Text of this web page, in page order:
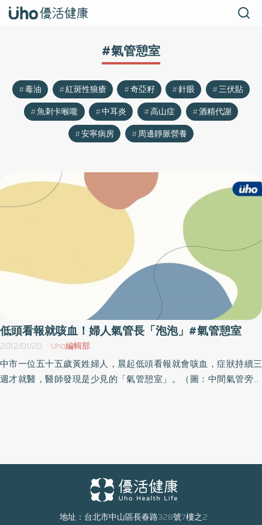
#氣管憩室
毒油 紅斑性狼瘡 奇亞籽 針眼
三伏貼
魚刺卡喉嚨
中耳炎 高山症
酒精代謝
安寧病房
周邊靜脈營養
低頭看報就咳血！婦人氣管長「泡泡」#氣管憩室
2012/01/20 Uho編輯部
中市一位五十五歲黃姓婦人，晨起低頭看報就會咳血，症狀持續三
週才就醫，醫師發現是少見的「氣管憩室」。（圖：中間氣管旁多
是有些人會在氣管壁上，往外生出一個氣球狀的突出物，就是「氣
管憩室」。根據統計，大約百分之一的人會有「氣管憩室」，多數
是先天造成，通常終其一生都不會有任何症狀發生。劉醫師追蹤病
地址：台北市中山區長春路328號7樓之2